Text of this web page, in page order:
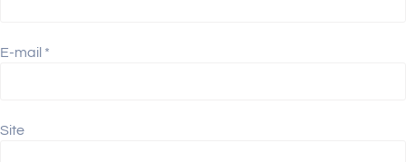
E-mail *
Site